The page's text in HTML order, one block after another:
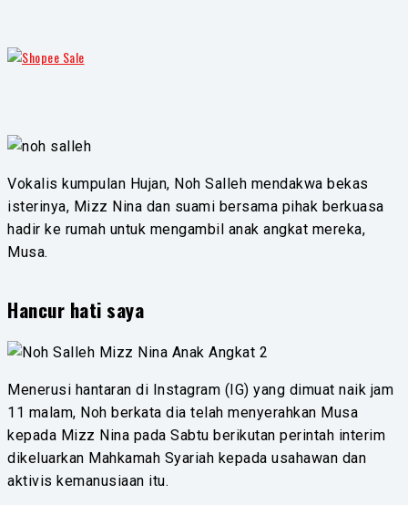
Vokalis kumpulan Hujan, Noh Salleh mendakwa bekas
isterinya, Mizz Nina dan suami bersama pihak berkuasa
hadir ke rumah untuk mengambil anak angkat mereka,
Musa.
Hancur hati saya
Menerusi hantaran di Instagram (IG) yang dimuat naik jam
11 malam, Noh berkata dia telah menyerahkan Musa
kepada Mizz Nina pada Sabtu berikutan perintah interim
dikeluarkan Mahkamah Syariah kepada usahawan dan
aktivis kemanusiaan itu.